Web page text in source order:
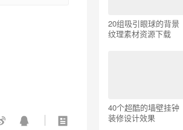
20组吸引眼球的背景
纹理素材资源下载
40个超酷的墙壁挂钟
装修设计效果